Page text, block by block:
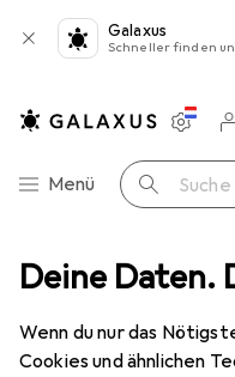
Deine Daten.
Wenn du nur das
Cookies und ähnlichen
Galaxus
Schneller finden
Navigation nach Kategorien
Menü Suche
Arbeitssicherheit
Ausverkauf